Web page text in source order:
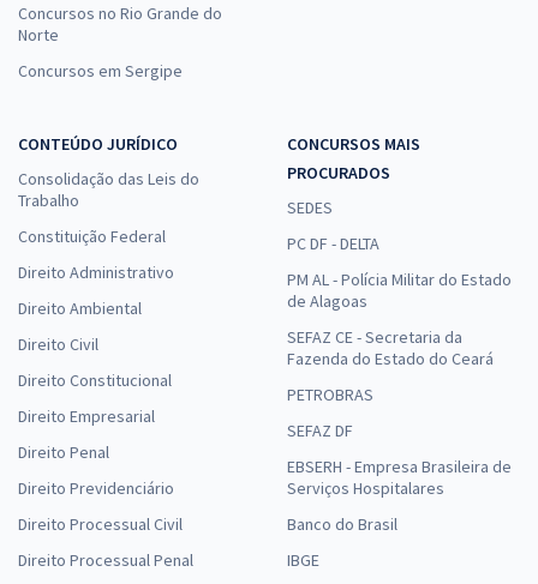
Concursos no Rio Grande do
Norte
Concursos em Sergipe
CONTEÚDO JURÍDICO
Consolidação das Leis do
Trabalho
Constituição Federal
Direito Administrativo
Direito Ambiental
Direito Civil
Direito Constitucional
Direito Empresarial
Direito Penal
Direito Previdenciário
Direito Processual Civil
Direito Processual Penal
CONCURSOS MAIS
PROCURADOS
SEDES
PC DF - DELTA
PM AL - Polícia Militar do Estado
de Alagoas
SEFAZ CE - Secretaria da
Fazenda do Estado do Ceará
PETROBRAS
SEFAZ DF
EBSERH - Empresa Brasileira de
Serviços Hospitalares
Banco do Brasil
IBGE